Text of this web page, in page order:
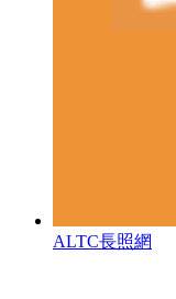
ALTC長照網